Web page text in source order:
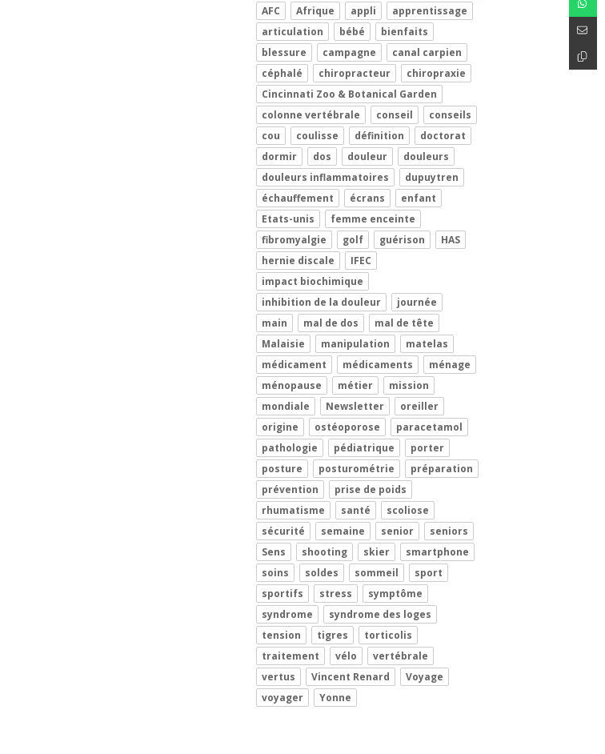
AFC
Afrique appli
apprentissage
articulation
bébé
bienfaits
blessure
campagne
canal carpien
céphalé
chiropracteur
chiropraxie
Cincinnati Zoo & Botanical Garden
colonne vertébrale
conseil
conseils
cou
coulisse définition
doctorat
dormir
dos douleur
douleurs
douleurs inflammatoires
dupuytren
échauffement
écrans
enfant
Etats-unis
femme enceinte
fibromyalgie
golf guérison
HAS
hernie discale
IFEC
impact biochimique
inhibition de la douleur
journée
main
mal de dos
mal de tête
Malaisie
manipulation
matelas
médicament
médicaments
ménage
ménopause
métier
mission
mondiale
Newsletter
oreiller
origine
ostéoporose
paracetamol
pathologie
pédiatrique
porter
posture
posturométrie
préparation
prévention
prise de poids
rhumatisme
santé
scoliose
sécurité
semaine senior
seniors
Sens
shooting skier
smartphone
soins
soldes sommeil
sport
sportifs
stress
symptôme
syndrome
syndrome des loges
tension
tigres
torticolis
traitement
vélo
vertébrale
vertus
Vincent Renard
Voyage
voyager
Yonne